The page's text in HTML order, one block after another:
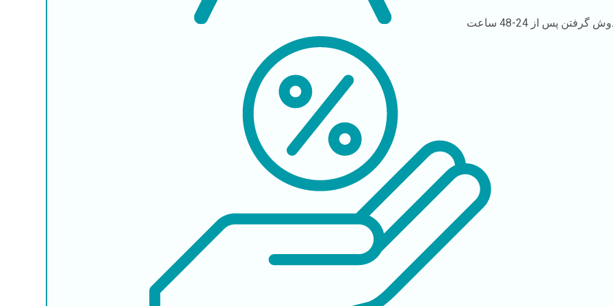
گرفتن پس از 24-48 ساعت